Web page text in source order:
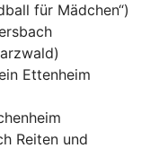
für Mädchen“)
Ettenheim
Reiten und